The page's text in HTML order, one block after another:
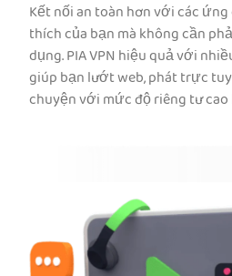
Kết nối an toàn hơn với các
thích của bạn mà không cần
dụng. PIA VPN hiệu quả với
giúp bạn lướt web, phát trực
chuyện với mức độ riêng tư cao